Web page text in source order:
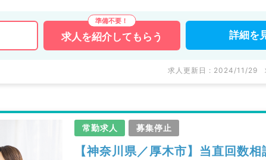
求人を紹介してもらう 詳細を
求人更新日 : 2024/11/29
常勤求人 募集停止
【神奈川県／厚木市】当直回数